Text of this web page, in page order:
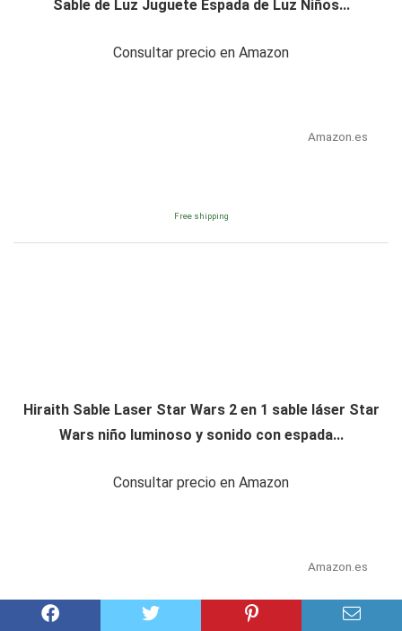
Sable de Luz Juguete Espada de Luz Niños...
Consultar precio en Amazon
Amazon.es
Free shipping
Hiraith Sable Laser Star Wars 2 en 1 sable láser Star
Wars niño luminoso y sonido con espada...
Consultar precio en Amazon
Amazon.es